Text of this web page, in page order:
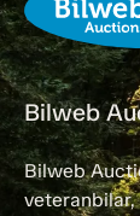
Bilweb
Bilweb